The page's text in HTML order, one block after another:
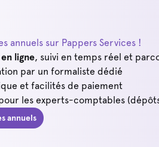
annuels sur Pappers Services !
ligne, suivi en temps réel et
par un formaliste dédié
et facilités de paiement
les experts-comptables
annuels